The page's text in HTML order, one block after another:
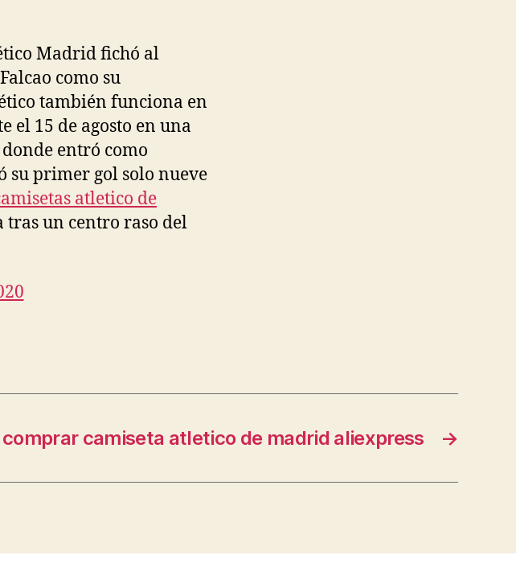
Madrid fichó al
como su
también funciona en
el 15 de agosto en una
entró como
su primer gol solo nueve
atletico de
tras un centro raso del
→
comprar camiseta atletico de madrid aliexpress